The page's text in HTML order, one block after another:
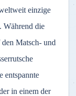
einzige
Während die
Matsch- und
entspannte
in einem der